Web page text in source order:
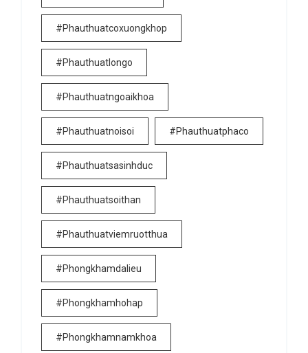
#phauthuatcoxuongkhop
#phauthuatlongo
#phauthuatngoaikhoa
#phauthuatnoisoi #phauthuatphaco
#phauthuatsasinhduc
#phauthuatsoithan
#phauthuatviemruotthua
#phongkhamdalieu
#phongkhamhohap
#phongkhamnamkhoa